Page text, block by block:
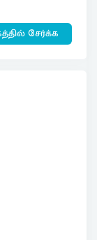
சேர்க்க